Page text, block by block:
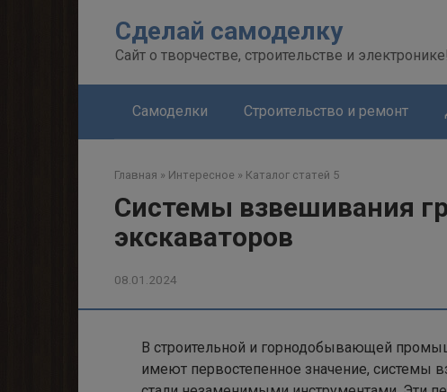
Сделай самоделку
Сайт о творчестве, строительстве и электронике!
Самоделки Строительство и ремонт
Главная » Интересное » Каталог статей 5
Системы взвешивания
экскаваторов
08.01.2024
В строительной и горнодобывающей
имеют первостепенное значение, системы